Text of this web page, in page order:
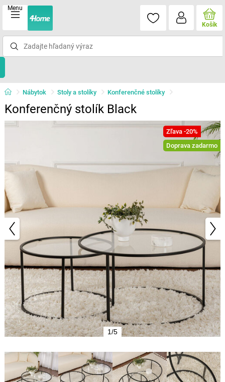
Menu
Košík
Nábytok Stoly a stolíky Konferenčné stolíky
Konferenčný stolík Black
Zľava -20%
Doprava zadarmo
1/5